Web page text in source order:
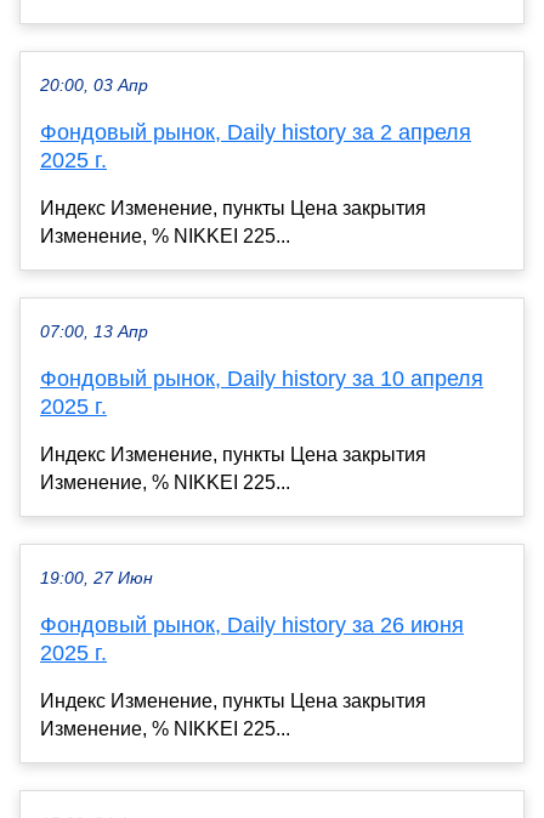
20:00, 03 Апр
Фондовый рынок, Daily history за 2 апреля
2025 г.
Индекс Изменение, пункты Цена закрытия
Изменение, % NIKKEI 225...
07:00, 13 Апр
Фондовый рынок, Daily history за 10 апреля
2025 г.
Индекс Изменение, пункты Цена закрытия
Изменение, % NIKKEI 225...
19:00, 27 Июн
Фондовый рынок, Daily history за 26 июня
2025 г.
Индекс Изменение, пункты Цена закрытия
Изменение, % NIKKEI 225...